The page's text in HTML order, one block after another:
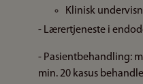
Klinisk
- Lærertjeneste i
- Pasientbehandling:
min. 20 kasus